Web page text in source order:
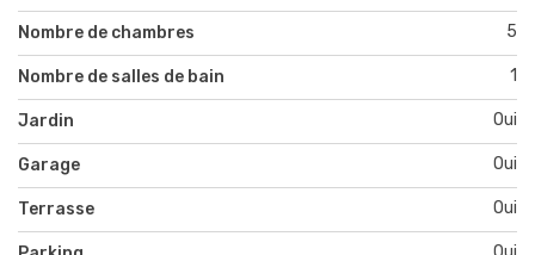
Nombre de chambres 5
Nombre de salles de bain 1
Jardin Oui
Garage Oui
Terrasse Oui